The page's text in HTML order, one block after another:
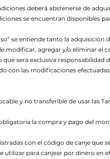
deberá abstenerse de
se encuentran disponibles
se entiende tanto la adquisición
modificar, agregar y/o eliminar
será exclusiva
con las modificaciones
y no transferible de usar las
la compra y pago del
con el código de canje que
utilizar para canjear por dinero en